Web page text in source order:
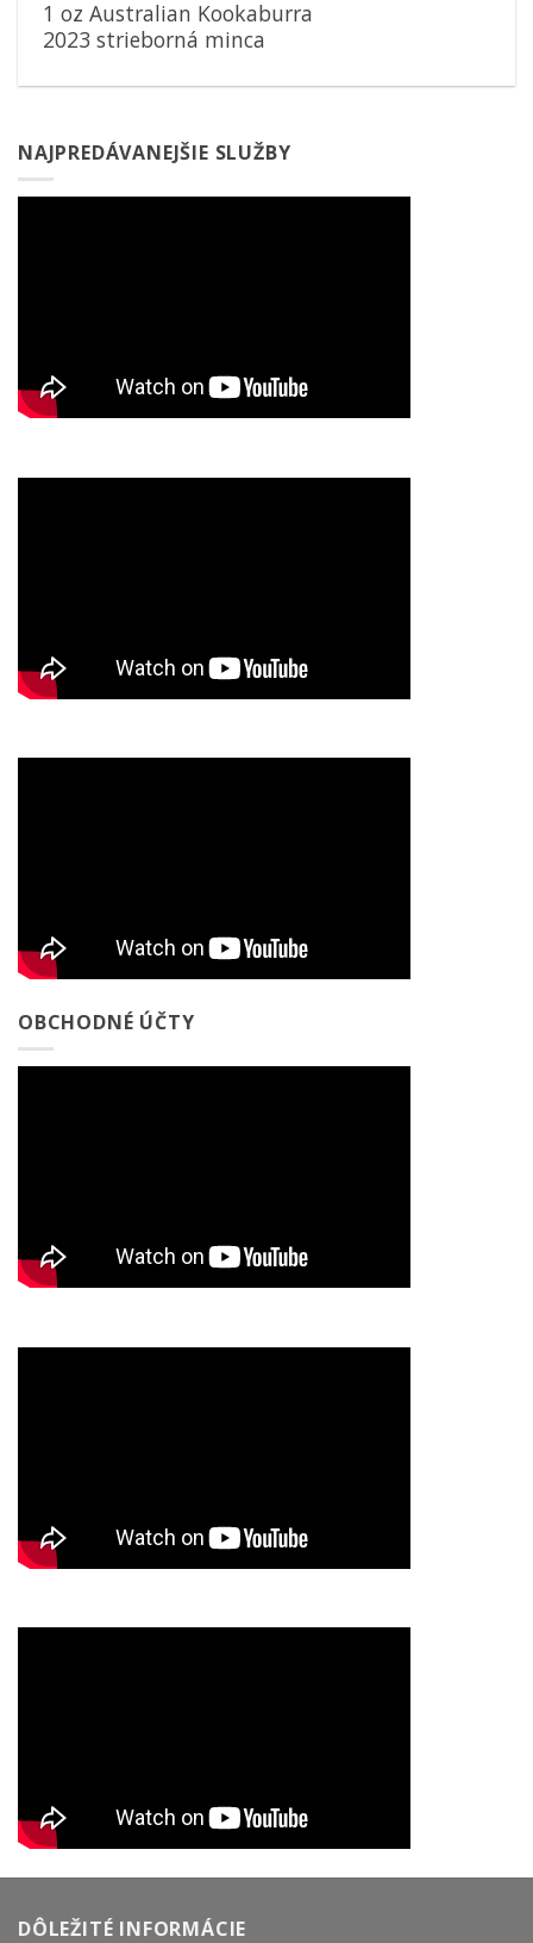
1 oz Australian Kookaburra
2023 strieborná minca
NAJPREDÁVANEJŠIE SLUŽBY
OBCHODNÉ ÚČTY
DÔLEŽITÉ INFORMÁCIE